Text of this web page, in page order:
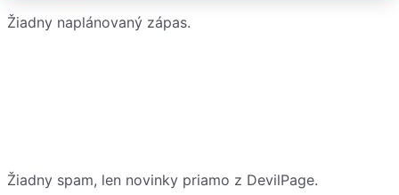
Žiadny naplánovaný zápas.
Žiadny spam, len novinky priamo z DevilPage.